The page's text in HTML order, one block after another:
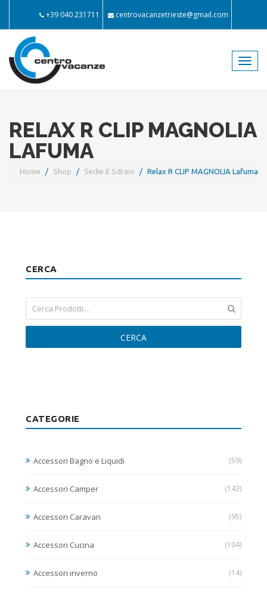
+39 040 231711 centrovacanzetrieste@gmail.com
RELAX R CLIP MAGNOLIA
LAFUMA
Home Shop Sedie E Sdraio Relax R CLIP MAGNOLIA Lafuma
CERCA
CERCA
CATEGORIE
Accessori Bagno e Liquidi (59)
Accessori Camper (143)
Accessori Caravan (95)
Accessori Cucina (104)
Accessori inverno (14)